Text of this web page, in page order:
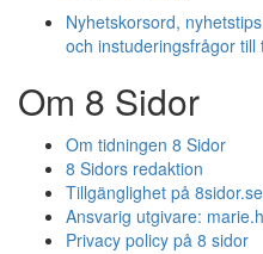
Nyhetskorsord, nyhetstips
och instuderingsfrågor till
Om 8 Sidor
Om tidningen 8 Sidor
8 Sidors redaktion
Tillgänglighet på 8sidor.se
Ansvarig utgivare:
Privacy policy på 8 sidor